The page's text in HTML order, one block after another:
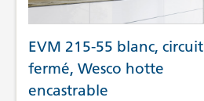
EVM 215-55 blanc, circuit
fermé, Wesco hotte
encastrable